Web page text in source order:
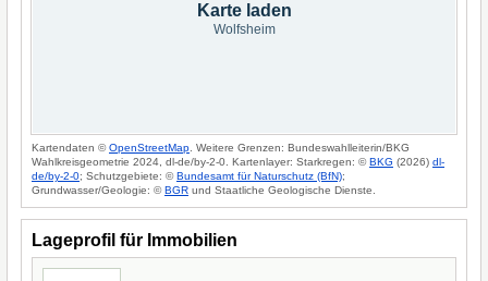
Karte laden
Wolfsheim
Kartendaten ©OpenStreetMap . Weitere Grenzen: Bundeswahlleiterin/BKG
Wahlkreisgeometrie 2024, dl-de/by-2-0. Kartenlayer: Starkregen: ©BKG (2026) dl-
de/by-2-0; Schutzgebiete: ©Bundesamt für Naturschutz (BfN);
Grundwasser/Geologie: ©BGR und Staatliche Geologische Dienste.
Lageprofil für Immobilien